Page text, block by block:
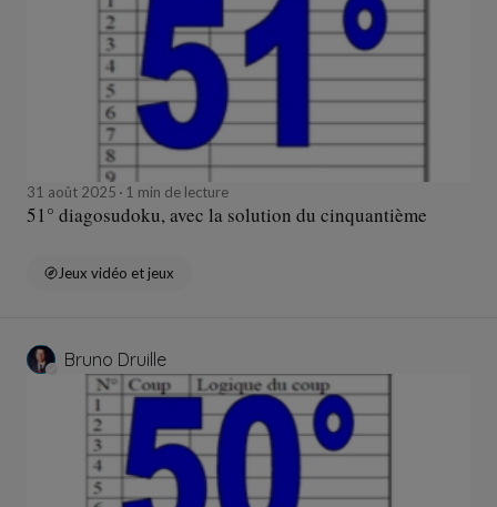
31 août 2025 1 min de lecture
51° diagosudoku, avec la solution du cinquantième
Jeux vidéo et jeux
Bruno Druille